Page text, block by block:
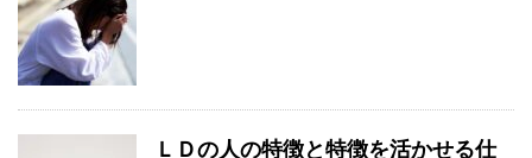
ＬＤの人の特徴と特徴を活かせる仕